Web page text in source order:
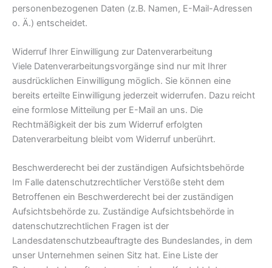
personenbezogenen Daten (z.B. Namen, E-Mail-Adressen
o. Ä.) entscheidet.
Widerruf Ihrer Einwilligung zur Datenverarbeitung
Viele Datenverarbeitungsvorgänge sind nur mit Ihrer
ausdrücklichen Einwilligung möglich. Sie können eine
bereits erteilte Einwilligung jederzeit widerrufen. Dazu reicht
eine formlose Mitteilung per E-Mail an uns. Die
Rechtmäßigkeit der bis zum Widerruf erfolgten
Datenverarbeitung bleibt vom Widerruf unberührt.
Beschwerderecht bei der zuständigen Aufsichtsbehörde
Im Falle datenschutzrechtlicher Verstöße steht dem
Betroffenen ein Beschwerderecht bei der zuständigen
Aufsichtsbehörde zu. Zuständige Aufsichtsbehörde in
datenschutzrechtlichen Fragen ist der
Landesdatenschutzbeauftragte des Bundeslandes, in dem
unser Unternehmen seinen Sitz hat. Eine Liste der